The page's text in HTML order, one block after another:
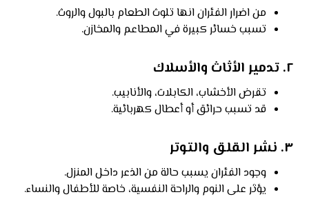
من اضرار الفئران انها تلوث الطعام بالبول والروث.
تسبب خسائر كبيرة في المطاعم والمخازن.
٢. تدمير الأثاث والأسلاك
تقرض الأخشاب، الكابلات، والأنابيب.
قد تسبب حرائق أو أعطال كهربائية.
٣. نشر القلق والتوتر
وجود الفئران يسبب حالة من الذعر داخل المنزل.
يؤثر على النوم والراحة النفسية، خاصة للأطفال والنساء.